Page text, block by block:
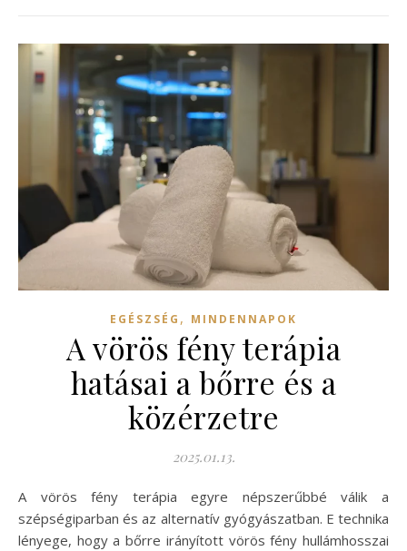
EGÉSZSÉG , MINDENNAPOK
A vörös fény terápia
hatásai a bőrre és a
közérzetre
2025.01.13.
A vörös fény terápia egyre népszerűbbé válik a
szépségiparban és az alternatív gyógyászatban. E technika
lényege, hogy a bőrre irányított vörös fény hullámhosszai